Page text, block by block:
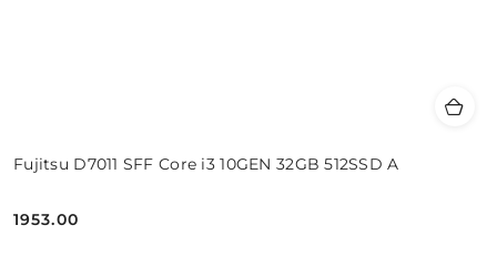
Fujitsu D7011 SFF Core i3 10GEN 32GB 512SSD A
Cena:
1953.00